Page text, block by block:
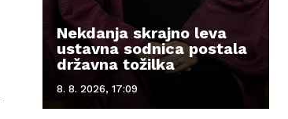
Nekdanja skrajno leva
ustavna sodnica postala
državna tožilka
8. 8. 2026, 17:09